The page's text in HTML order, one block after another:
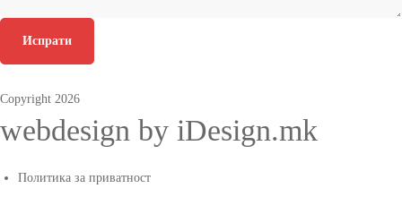
Испрати
Copyright 2026
webdesign by iDesign.mk
Политика за приватност